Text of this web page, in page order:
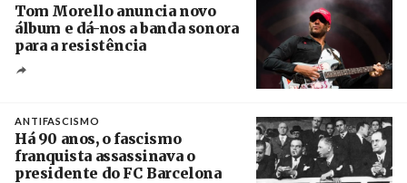
Tom Morello anuncia novo
álbum e dá-nos a banda sonora
para a resistência
ANTIFASCISMO
Há 90 anos, o fascismo
franquista assassinava o
presidente do FC Barcelona